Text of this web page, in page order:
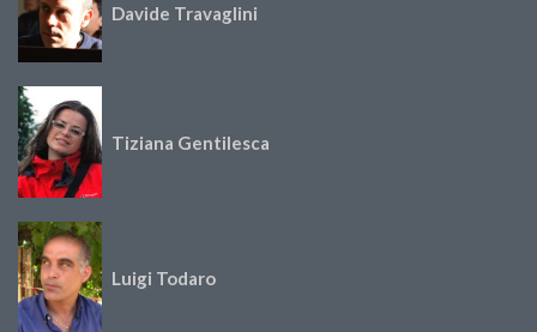
Davide Travaglini
Tiziana Gentilesca
Luigi Todaro